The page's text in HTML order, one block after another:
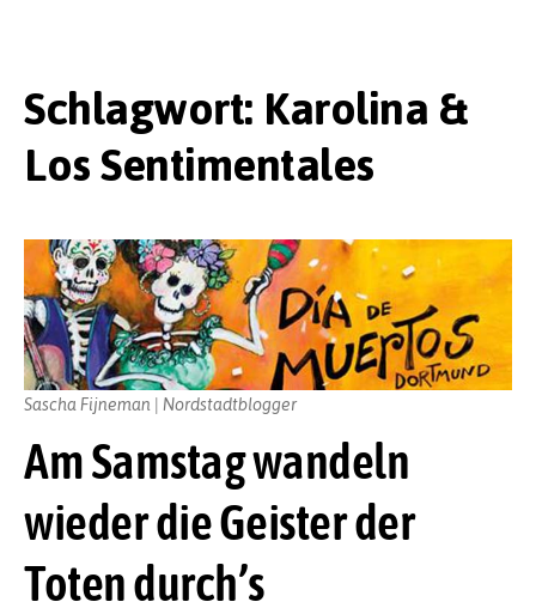
Schlagwort: Karolina &
Los Sentimentales
Am Samstag wandeln
wieder die Geister der
Toten durch’s
Sascha Fijneman | Nordstadtblogger